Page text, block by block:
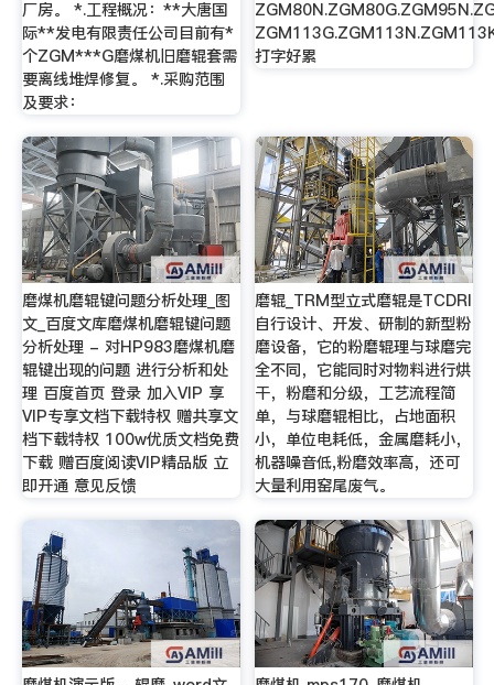
厂房。 *.工程概况：**大唐国
际**发电有限责任公司目前有*
个ZGM***G磨煤机旧磨辊套需
要离线堆焊修复。 *.采购范围
及要求：
打字好累
磨煤机磨辊键问题分析处理_图
文_百度文库磨煤机磨辊键问题
分析处理 - 对HP983磨煤机磨
辊键出现的问题 进行分析和处
理 百度首页 登录 加入VIP 享
VIP专享文档下载特权 赠共享文
档下载特权 100w优质文档免费
下载 赠百度阅读VIP精品版 立
即开通 意见反馈
磨辊_TRM型立式磨辊是TCDRI
自行设计、开发、研制的新型粉
磨设备，它的粉磨辊理与球磨完
全不同，它能同时对物料进行烘
干，粉磨和分级，工艺流程简
单，与球磨辊相比，占地面积
小，单位电耗低，金属磨耗小，
机器噪音低,粉磨效率高，还可
大量利用窑尾废气。